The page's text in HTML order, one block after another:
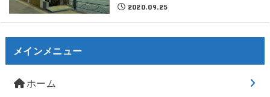
2020.09.25
メインメニュー
ホーム